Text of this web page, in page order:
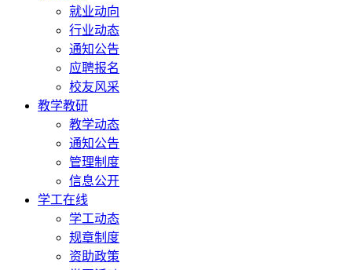
就业动向
行业动态
通知公告
应聘报名
校友风采
教学教研
教学动态
通知公告
管理制度
信息公开
学工在线
学工动态
规章制度
资助政策